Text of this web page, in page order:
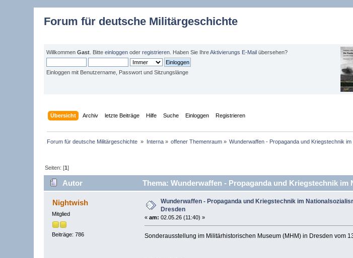
Forum für deutsche Militärgeschichte
WillkommenGast . Bitteeinloggen oderregistrieren . Haben Sie IhreAktivierungs E-Mail übersehen?
Einloggen mit Benutzername, Passwort und Sitzungslänge
Übersicht Archiv letzte Beiträge Hilfe Suche Einloggen Registrieren
Forum für deutsche Militärgeschichte » Interna» offener Themenraum » Wunderwaffen - Propaganda und Kriegstechnik
Seiten: [1]
Autor Thema: Wunderwaffen - Propaganda und Kriegstechnik
Nightwish
Mitglied
Beiträge: 786
Wunderwaffen - Propaganda und Kriegstechnik im
Dresden
« am: 02.05.26 (11:40) »
Sonderausstellung im Militärhistorischen Museum (MHM) in Dresden vom